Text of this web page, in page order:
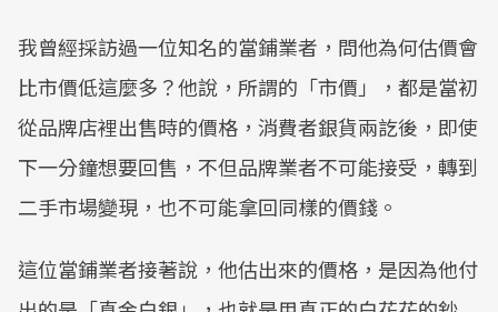
我曾經採訪過一位知名的當鋪業者，問他為何估價會
比市價低這麼多？他說，所謂的「市價」，都是當初
從品牌店裡出售時的價格，消費者銀貨兩訖後，即使
下一分鐘想要回售，不但品牌業者不可能接受，轉到
二手市場變現，也不可能拿回同樣的價錢。
這位當鋪業者接著說，他估出來的價格，是因為他付